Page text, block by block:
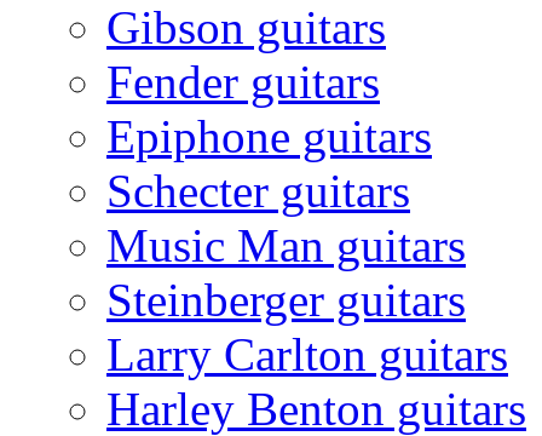
Gibson guitars
Fender guitars
Epiphone guitars
Schecter guitars
Music Man guitars
Steinberger guitars
Larry Carlton guitars
Harley Benton guitars